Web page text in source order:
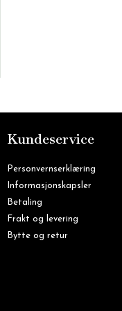
Kundeservice
Personvernserklæring
Informasjonskapsler
Betaling
Frakt og levering
Bytte og retur